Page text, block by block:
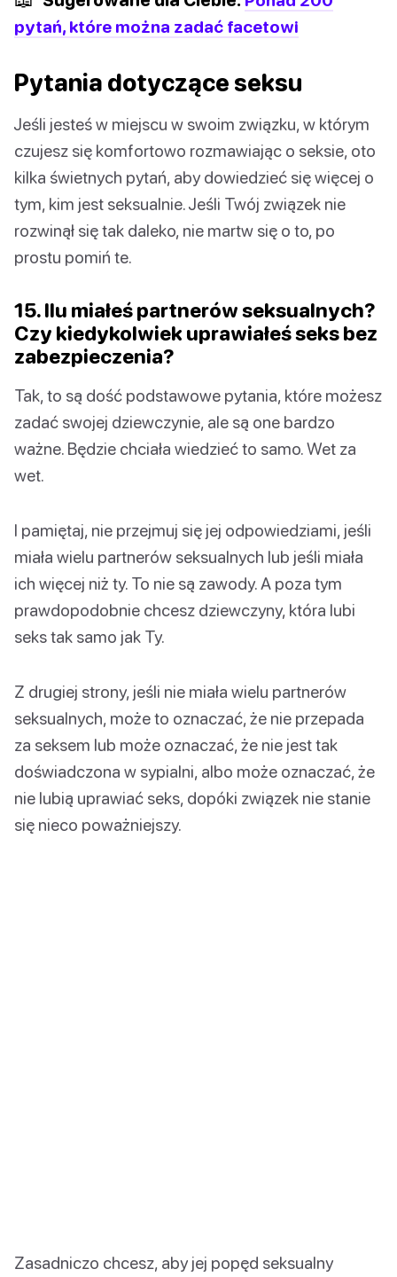
pytań, które można zadać facetowi
Pytania dotyczące seksu
Jeśli jesteś w miejscu w swoim związku, w którym
czujesz się komfortowo rozmawiając o seksie, oto
kilka świetnych pytań, aby dowiedzieć się więcej o
tym, kim jest seksualnie. Jeśli Twój związek nie
rozwinął się tak daleko, nie martw się o to, po
prostu pomiń te.
15. Ilu miałeś partnerów seksualnych?
Czy kiedykolwiek uprawiałeś seks bez
zabezpieczenia?
Tak, to są dość podstawowe pytania, które możesz
zadać swojej dziewczynie, ale są one bardzo
ważne. Będzie chciała wiedzieć to samo. Wet za
wet.
I pamiętaj, nie przejmuj się jej odpowiedziami, jeśli
miała wielu partnerów seksualnych lub jeśli miała
ich więcej niż ty. To nie są zawody. A poza tym
prawdopodobnie chcesz dziewczyny, która lubi
seks tak samo jak Ty.
Z drugiej strony, jeśli nie miała wielu partnerów
seksualnych, może to oznaczać, że nie przepada
za seksem lub może oznaczać, że nie jest tak
doświadczona w sypialni, albo może oznaczać, że
nie lubią uprawiać seks, dopóki związek nie stanie
się nieco poważniejszy.
Zasadniczo chcesz, aby jej popęd seksualny